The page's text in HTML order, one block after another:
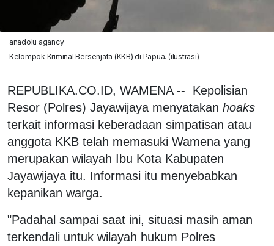
anadolu agancy
Kelompok Kriminal Bersenjata (KKB) di Papua. (ilustrasi)
REPUBLIKA.CO.ID, WAMENA -- Kepolisian
Resor (Polres) Jayawijaya menyatakan hoaks
terkait informasi keberadaan simpatisan atau
anggota KKB telah memasuki Wamena yang
merupakan wilayah Ibu Kota Kabupaten
Jayawijaya itu. Informasi itu menyebabkan
kepanikan warga.
"Padahal sampai saat ini, situasi masih aman
terkendali untuk wilayah hukum Polres